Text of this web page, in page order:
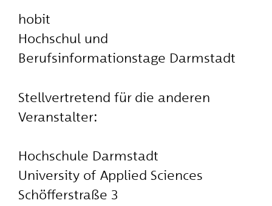
hobit
Hochschul und
Berufsinformationstage Darmstadt
Stellvertretend für die anderen
Veranstalter:
Hochschule Darmstadt
University of Applied Sciences
Schöfferstraße 3